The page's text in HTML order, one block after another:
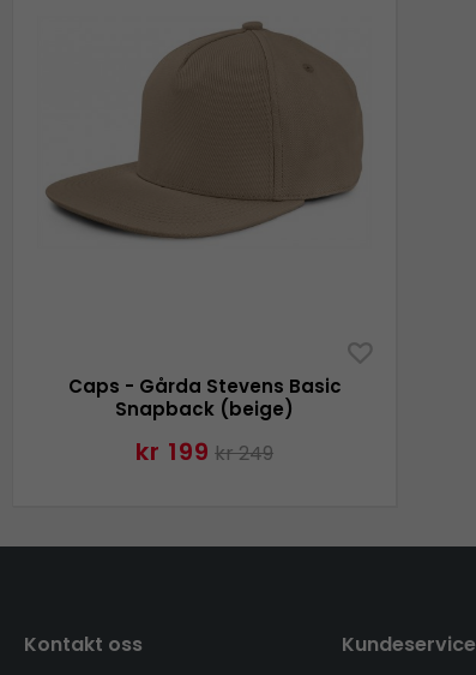
Caps - Gårda Stevens Basic
Snapback (beige)
kr 199 kr 249
Kontakt oss Kundeservice